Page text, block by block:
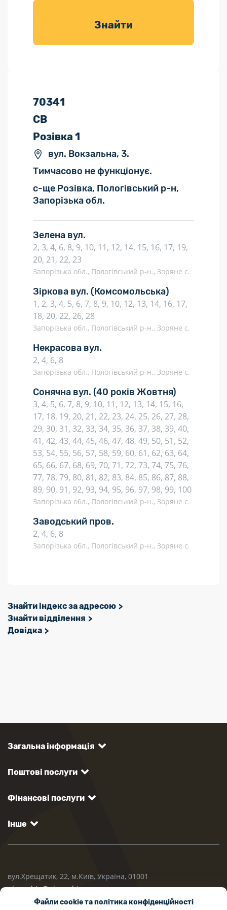
товарів для
Знайти
70341
СВ
Розівка 1
вул. Вокзальна, 3.
Тимчасово не функціонує.
с-ще Розівка, Пологівський р-н,
Запорізька обл.
Зелена вул.
2, 3, 4, 6, 8, 9, 10, 11, 12, 14, 15, 16, 17, 19,
20, 21, 22, 23
Запорізька обл., Пологівський р-н., Зоряне с.
Зіркова вул. (Комсомольська)
1, 2, 3, 4, 5, 6, 7, 8, 9, 10, 12, 13, 14, 16, 17,
18, 20, 22, 26, 28
Запорізька обл., Пологівський р-н., Зоряне с.
Некрасова вул.
2, 4, 6, 8
Запорізька обл., Пологівський р-н., Зоряне с.
Сонячна вул. (40 років Жовтня)
3, 4, 5, 6, 7, 8, 9, 10, 11, 12, 13, 14, 15, 16,
17, 18, 19, 20, 21, 22, 23, 24, 25, 26, 27, 28,
29, 30, 31, 32, 33, 34, 35, 36, 37, 38, 39, 40,
41, 42, 43, 44, 45, 46, 47, 48, 49, 50, 51, 52,
53, 54, 55, 56, 57, 58, 59, 60, 61, 62, 63, 64,
65, 66, 67, 68, 69, 70, 71, 72, 73, 74, 75, 76,
77, 78, 79, 80, 81, 82, 83, 84, 85, 86, 87, 88,
89, 90, 91, 92, 93, 94, 95, 96, 97, 98, 99, 100
Запорізька обл., Пологівський р-н., Зоряне с.
Заводський пров.
2, 4, 6, 8
Запорізька обл., Пологівський р-н., Зоряне с.
Знайти індекс за адресою
Знайти відділення
Довідка
Загальна інформація
Поштові послуги
Фінансові послуги
Інше
вул.Хрещатик, 22, м.Київ, Україна, 01001
ukrposhta@ukrposhta.ua
Файли cookie та політика конфіденційності